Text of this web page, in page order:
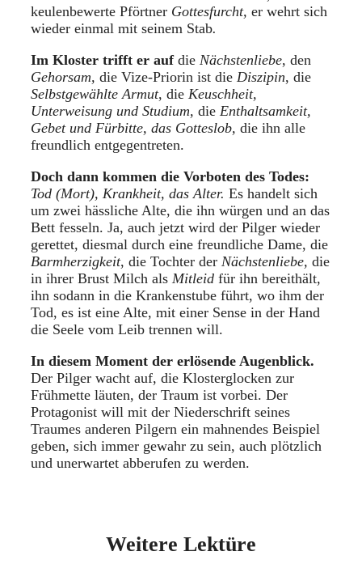
keulenbewerte Pförtner Gottesfurcht, er wehrt sich
wieder einmal mit seinem Stab.
Im Kloster trifft er auf die Nächstenliebe, den
Gehorsam, die Vize-Priorin ist die Diszipin, die
Selbstgewählte Armut, die Keuschheit,
Unterweisung und Studium, die Enthaltsamkeit,
Gebet und Fürbitte, das Gotteslob, die ihn alle
freundlich entgegentreten.
Doch dann kommen die Vorboten des Todes:
Tod (Mort), Krankheit, das Alter. Es handelt sich
um zwei hässliche Alte, die ihn würgen und an das
Bett fesseln. Ja, auch jetzt wird der Pilger wieder
gerettet, diesmal durch eine freundliche Dame, die
Barmherzigkeit, die Tochter der Nächstenliebe, die
in ihrer Brust Milch als Mitleid für ihn bereithält,
ihn sodann in die Krankenstube führt, wo ihm der
Tod, es ist eine Alte, mit einer Sense in der Hand
die Seele vom Leib trennen will.
In diesem Moment der erlösende Augenblick.
Der Pilger wacht auf, die Klosterglocken zur
Frühmette läuten, der Traum ist vorbei. Der
Protagonist will mit der Niederschrift seines
Traumes anderen Pilgern ein mahnendes Beispiel
geben, sich immer gewahr zu sein, auch plötzlich
und unerwartet abberufen zu werden.
Weitere Lektüre